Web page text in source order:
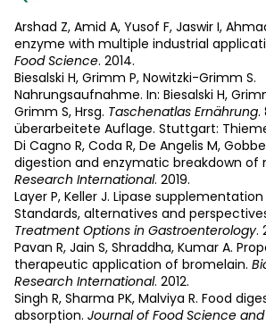
Arshad Z, Amid A, Yusof F, Jaswir I,
enzyme with multiple industrial
Food Science. 2014.
Biesalski H, Grimm P, Nowitzki-Grimm S.
Nahrungsaufnahme. In: Biesalski H,
Grimm S, Hrsg. Taschenatlas Ernährung.
überarbeitete Auflage. Stuttgart:
Di Cagno R, Coda R, De Angelis M,
digestion and enzymatic breakdown of
Research International. 2019.
Layer P, Keller J. Lipase
Standards, alternatives and
Treatment Options in Gastroenterology.
Pavan R, Jain S, Shraddha, Kumar A.
therapeutic application of bromelain.
Research International. 2012.
Singh R, Sharma PK, Malviya R. Food
absorption. Journal of Food Science